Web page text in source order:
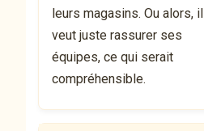
leurs magasins. Ou alors, il
veut juste rassurer ses
équipes, ce qui serait
compréhensible.